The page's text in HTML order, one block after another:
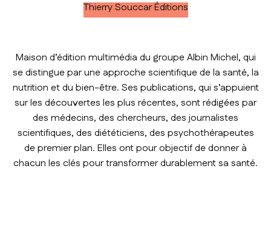
Thierry Souccar Éditions
Maison d’édition multimédia du groupe Albin Michel, qui
se distingue par une approche scientifique de la santé, la
nutrition et du bien-être. Ses publications, qui s’appuient
sur les découvertes les plus récentes, sont rédigées par
des médecins, des chercheurs, des journalistes
scientifiques, des diététiciens, des psychothérapeutes
de premier plan. Elles ont pour objectif de donner à
chacun les clés pour transformer durablement sa santé.